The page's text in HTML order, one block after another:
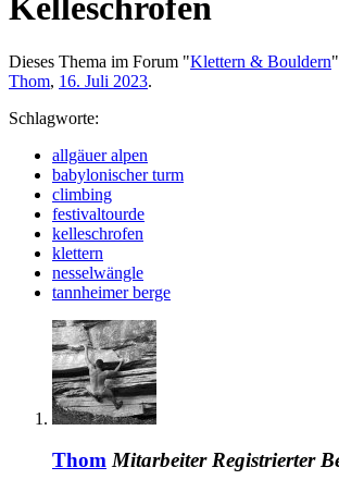
Dieses Thema im Forum "Klettern & Bouldern
Thom, 16. Juli 2023.
Schlagworte:
allgäuer alpen
babylonischer turm
climbing
festivaltourde
kelleschrofen
klettern
nesselwängle
tannheimer berge
Thom Mitarbeiter Registrierter